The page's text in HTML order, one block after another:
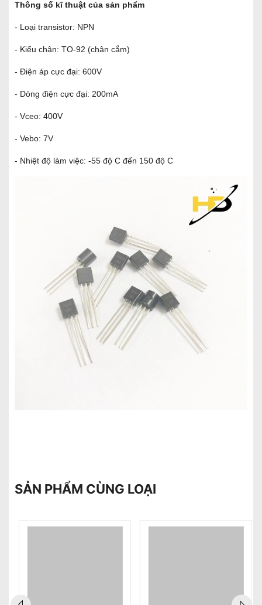
Thông số kĩ thuật của sản phẩm
- Loại transistor: NPN
- Kiểu chân: TO-92 (chân cắm)
- Điện áp cực đại: 600V
- Dòng điện cực đại: 200mA
- Vceo: 400V
- Vebo: 7V
- Nhiệt độ làm việc: -55 độ C đến 150 độ C
SẢN PHẨM CÙNG LOẠI